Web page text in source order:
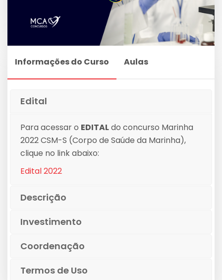
Informações do Curso Aulas
Edital
Para acessar o EDITALdo concurso Marinha
2022 CSM-S (Corpo de Saúde da Marinha),
clique no link abaixo:
Edital 2022
Descrição
Investimento
Coordenação
Termos de Uso